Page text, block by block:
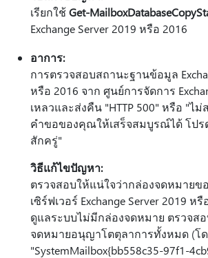
เรียกใช้Get-
Exchange Server 2019 หรือ 2016
อาการ:
การตรวจสอบสถานะฐานข้อมูล
หรือ 2016 จาก ศูนย์การจัดการ
เหลวและส่งคืน "HTTP 500" หรือ "ไ
คําขอของคุณให้เสร็จสมบูรณ์ได้ โปร
สักครู่"
วิธีแก้ไขปัญหา:
ตรวจสอบให้แน่ใจว่ากล่องจดหมายข
เซิร์ฟเวอร์ Exchange Server 2019
ดูแลระบบไม่มีกล่องจดหมาย ตรวจส
จดหมายอนุญาโตตุลาการทั้งหมด (โด
"SystemMailbox{bb558c35-97f1-